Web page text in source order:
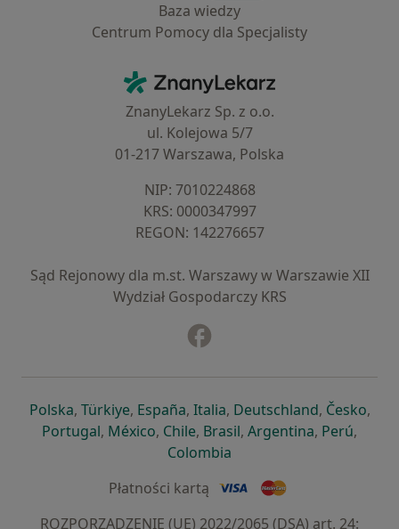
Baza wiedzy
Centrum Pomocy dla Specjalisty
ZnanyLekarz - Strona główna
ZnanyLekarz Sp. z o.o.
ul. Kolejowa 5/7
01-217 Warszawa, Polska
NIP: ⁠7010224868
KRS: ⁠0000347997
REGON: ⁠142276657
Sąd Rejonowy dla m.st. Warszawy w Warszawie XII
Wydział Gospodarczy KRS
Polskaotwiera się w nowej karcie
, Türkiyeotwiera się w nowej karcie
, Españaotwiera się w nowej karcie
, Italiaotwiera się w nowej
, Deutschlandotwiera się
, Česko,
Portugalotwiera się w nowej karcie
, Méxicootwiera się w nowej karcie
, Chileotwiera się w nowej karcie
, Brasilotwiera się w nowej
, Argentinaotwiera się
, Perú,
Colombia
Płatności kartą
ROZPORZĄDZENIE (UE) 2022/2065 (DSA) art. 24: